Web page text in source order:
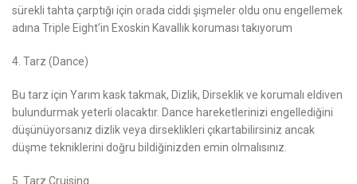
sürekli tahta çarptığı için orada ciddi şişmeler oldu onu engellemek
adına Triple Eight’in Exoskin Kavallık koruması takıyorum
4. Tarz (Dance)
Bu tarz için Yarım kask takmak, Dizlik, Dirseklik ve korumalı eldiven
bulundurmak yeterli olacaktır. Dance hareketlerinizi engellediğini
düşünüyorsanız dizlik veya dirseklikleri çıkartabilirsiniz ancak
düşme tekniklerini doğru bildiğinizden emin olmalısınız.
5. Tarz Cruising